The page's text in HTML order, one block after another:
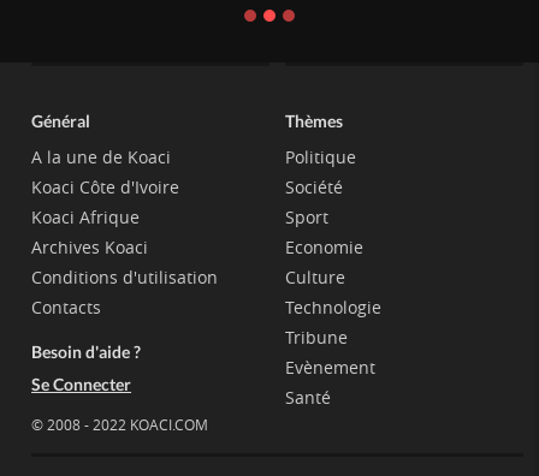
Général
A la une de Koaci
Koaci Côte d'Ivoire
Koaci Afrique
Archives Koaci
Conditions d'utilisation
Contacts
Besoin d'aide ?
Se Connecter
© 2008 - 2022 KOACI.COM
Thèmes
Politique
Société
Sport
Economie
Culture
Technologie
Tribune
Evènement
Santé